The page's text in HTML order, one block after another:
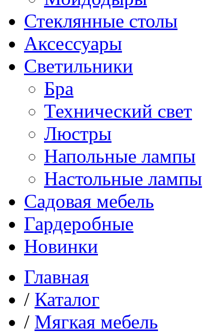
Стеклянные столы
Аксессуары
Светильники
Бра
Технический свет
Люстры
Напольные лампы
Настольные лампы
Садовая мебель
Гардеробные
Новинки
Главная
/ Каталог
/ Мягкая мебель